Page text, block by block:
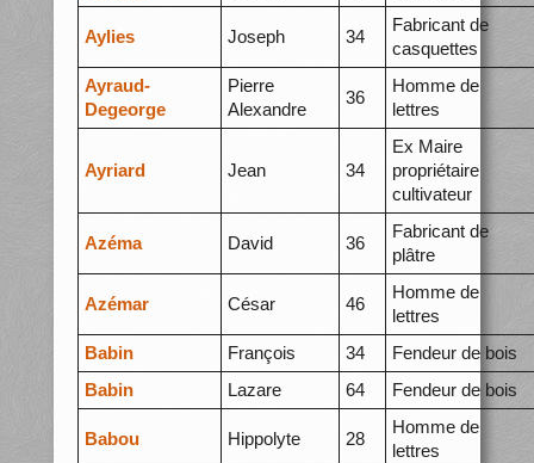
Aylies Joseph 34
Fabricant de
casquettes
Ayraud-
Degeorge
Pierre
Alexandre
36
Homme de
lettres
Ayriard Jean 34
Ex Maire
propriétaire
cultivateur
Azéma David 36
Fabricant de
plâtre
Azémar César 46
Homme de
lettres
Babin
François 34
Fendeur de bois
Babin
Lazare 64 Fendeur de bois
Babou Hippolyte 28
Homme de
lettres